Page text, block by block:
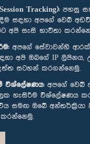
Tracking): පහසු
සඳහා අපගේ වෙබ්
අපි සැසි භාවිතා
අපගේ සේවාවන්හි
අපි ඔබගේ IP ලිපිනය,
සටහන් කරගන්නෙමු.
විශ්ලේෂණය: අපගේ වෙබ්
හැසිරීම විශ්ලේෂණය
සමඟ ඔබේ
කේ. කේ. පියදාස මහතා,
සිටින්න :